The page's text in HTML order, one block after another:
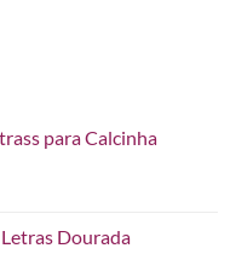
para Calcinha
Dourada